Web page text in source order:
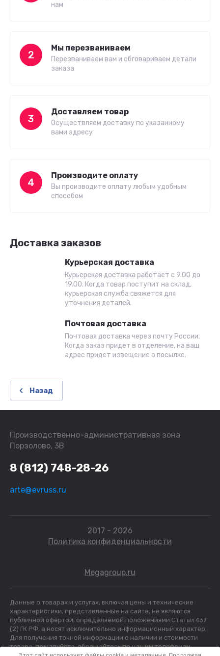
нам
2
Мы перезваниваем
Перезваниваем вам и обговариваем детали
заказа
3
Доставляем товар
Осуществляем доставку по указанному
вами адресу
4
Производите оплату
Вы производите оплату любым удобным
способом
Доставка заказов
Курьерская доставка
Курьерская доставка работает с 9.00 до
19.00. Когда товар поступит на склад,
курьерская служба свяжется для
уточнения деталей.
Почтовая доставка
Почтовая доставка через почту России.
Когда заказ придет в отделение, на ваш
адрес придет извещение о посылке.
Назад
Производственно-административная зона
Порзолово, 3В
8 (812) 748-28-26
arte@evruss.ru
2017 - 2026
Политика конфиденциальности
Megagroup.ru
Данные о товарах и услугах, включая цены и технические
характеристики, представленные на сайте, не являются
публичной офертой, определяемой положениями Статьи 437
(2) ГК РФ, а носят исключительно информационный характер.
Для получения точной информации о наличии и стоимости
товара, пожалуйста, обращайтесь по нашим телефонам.